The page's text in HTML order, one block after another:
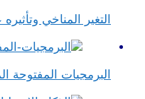
التغير المناخي
البرمجيات المفتوحة